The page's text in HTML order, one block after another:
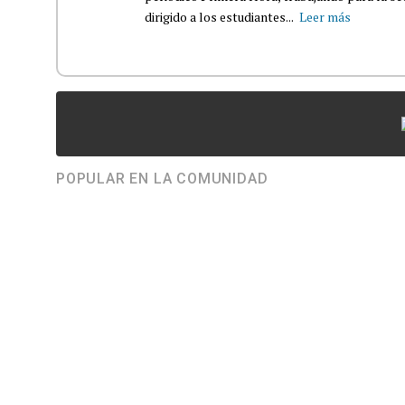
dirigido a los estudiantes... Leer más
POPULAR EN LA COMUNIDAD